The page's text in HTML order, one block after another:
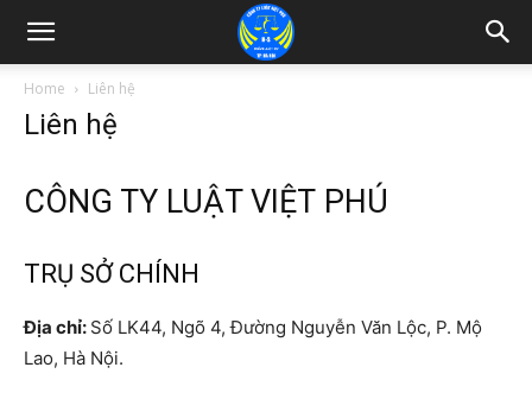
Home Liên hệ
Liên hệ
CÔNG TY LUẬT VIỆT PHÚ
TRỤ SỞ CHÍNH
Địa chỉ: Số LK44, Ngõ 4, Đường Nguyễn Văn Lộc, P. Mộ
Lao, Hà Nội.